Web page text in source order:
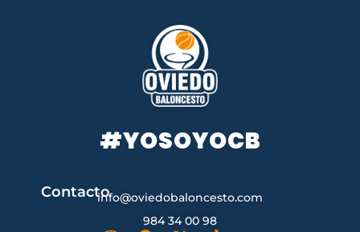
#YOSOYOCB
Contactoinfo@oviedobaloncesto.com
984 34 00 98